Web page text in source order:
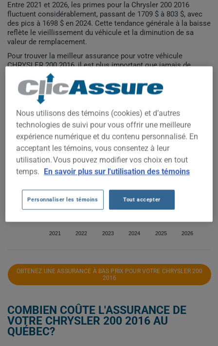
Entre 2021 et 2026, les primes pour la Chrysler 200 2016
fluctuent considérablement, passant de 1709 $ à 803 $, avec
des pics à 1698 $ en 2024. Cette tendance générale à la baisse
reflète le vieillissement du véhicule et la diminution de sa
valeur de remplacement.
Pour trouver la meilleur assurance pour votre véhicule
CHRYSLER 200 2016, il est plus important que jamais de
comparer les options disponibles.
2021 2022 2023 2024 2025 2026
1 000$
1 200$
1 400$
1 600$
OBTENEZ UNE ASSURANCE À BAS PRIX POUR VOTRE CHRYSLER 200
2016
COMBIEN COÛTE L'ASSURANCE DE
VOTRE CHRYSLER 200 2016 AU
QUÉBEC?
Nous utilisons des témoins (cookies) et d’autres
technologies de suivi pour vous offrir une meilleure
expérience numérique et du contenu personnalisé. En
acceptant les témoins, vous consentez à leur
utilisation. Vous pouvez modifier vos choix en tout
temps. En savoir plus sur l'utilisation des témoins
Personnaliser les témoins Tout accepter